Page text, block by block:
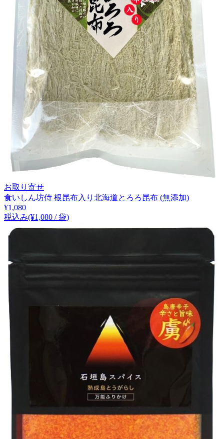
お取り寄せ
食いしん坊侍 根昆布入り北海道とろろ昆布 (無添加)
¥1,080
税込み(¥1,080 / 袋)